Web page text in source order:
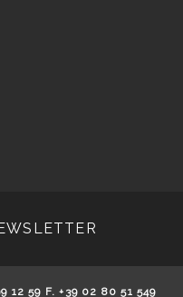
12 59 F. +39 02 80 51 549